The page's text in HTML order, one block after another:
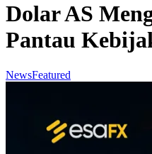
Dolar AS
Pantau
NewsFeatured